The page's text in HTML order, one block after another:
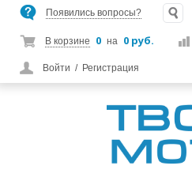
Появились вопросы?
В корзине 0 на 0 руб.
Войти / Регистрация